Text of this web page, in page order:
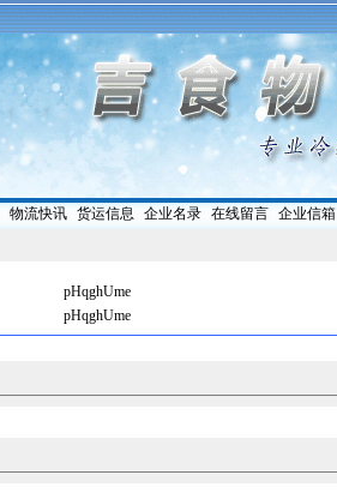
物流快讯| 货运信息 企业名录| 在线留言| 企业信箱
pHqghUme
pHqghUme